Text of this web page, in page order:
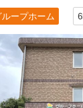
ループホーム